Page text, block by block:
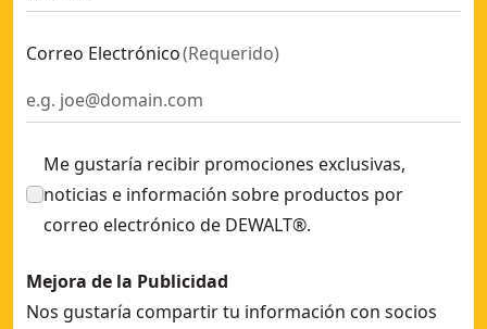
Correo Electrónico(Requerido)
Me gustaría recibir promociones exclusivas,
noticias e información sobre productos por
correo electrónico de DEWALT®.
Mejora de la Publicidad
Nos gustaría compartir tu información con socios